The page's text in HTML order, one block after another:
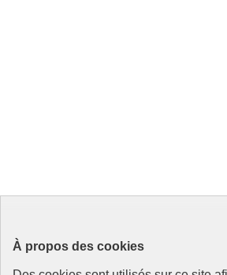
À propos des cookies